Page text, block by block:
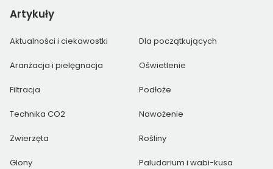
Artykuły
Aktualności i ciekawostki Dla początkujących
Aranżacja i pielęgnacja Oświetlenie
Filtracja Podłoże
Technika CO2 Nawożenie
Zwierzęta Rośliny
Glony Paludarium i wabi-kusa